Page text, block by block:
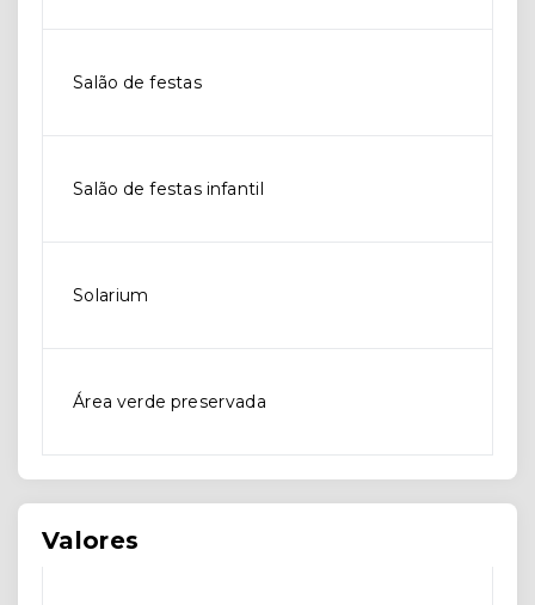
Salão de festas
Salão de festas infantil
Solarium
Área verde preservada
Valores